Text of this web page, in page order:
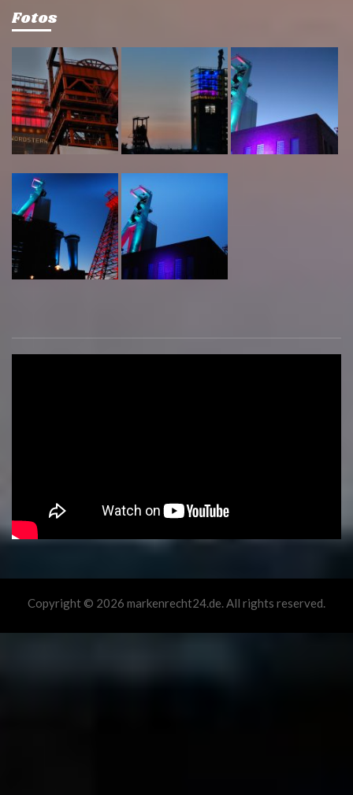
Fotos
Copyright © 2026 markenrecht24.de. All rights reserved.